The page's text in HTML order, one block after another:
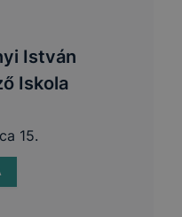
István
Iskola
15.